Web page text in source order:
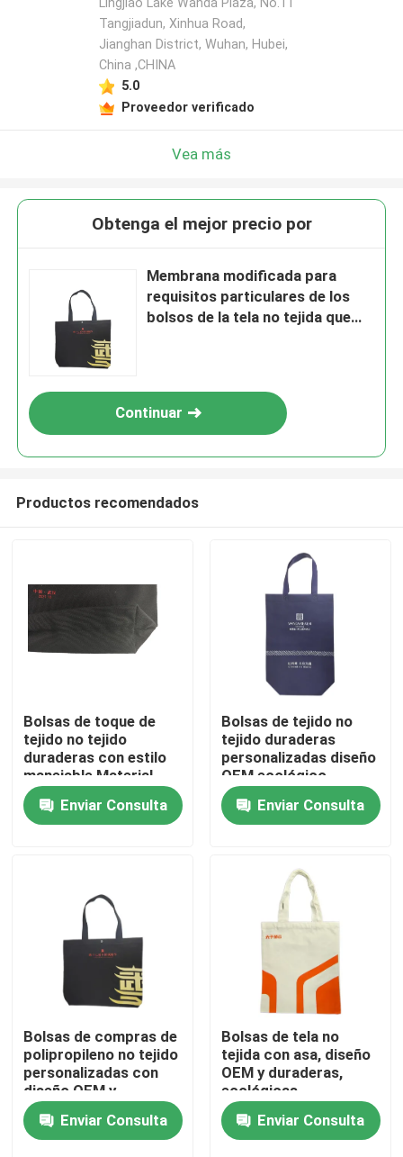
Inicio
Sobre nosotros
Visita a la fábrica
Contacto
noticias
Todos los casos
Cepillo de pintura de casa
Tangjiadun, Xinhua Road,
Jianghan District, Wuhan, Hubei,
China ,CHINA
5.0
Proveedor verificado
Vea más
Obtenga el mejor precio por
Membrana modificada para
requisitos particulares de los
bolsos de la tela no tejida que
Continuar
Productos recomendados
Bolsas de toque de
tejido no tejido
duraderas con estilo
manejable Material
ecológico adecuado
para viajes de
compras y diarios
Enviar Consulta
Bolsas de tejido no
tejido duraderas
personalizadas diseño
OEM ecológico
amigable y ideal para
almacenamiento
minorista y
personalizado
Enviar Consulta
Bolsas de compras de
polipropileno no tejido
personalizadas con
diseño OEM y
adecuadas para
envases minoristas
ecológicos
Enviar Consulta
Bolsas de tela no
tejida con asa, diseño
OEM y duraderas,
ecológicas,
excelentes para
necesidades de
embalaje minorista
Enviar Consulta